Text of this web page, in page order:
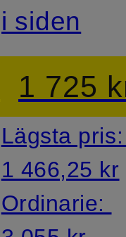
i siden
1 725
Lägsta
1 466,25 kr
Ordinarie: